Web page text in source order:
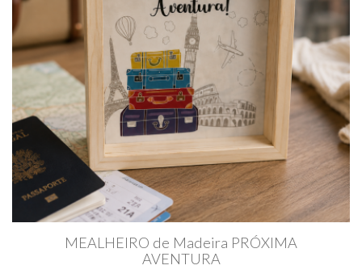
MEALHEIRO de Madeira PRÓXIMA
AVENTURA